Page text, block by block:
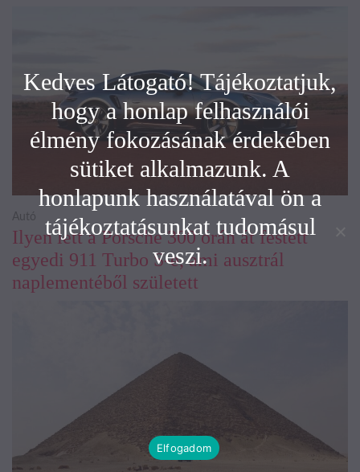
Ilyen lett a Porsche 300 órán át festett
egyedi 911 Turbo S-e, ami ausztrál
naplementéből született
Autó
Kedves Látogató! Tájékoztatjuk,
hogy a honlap felhasználói
élmény fokozásának érdekében
sütiket alkalmazunk. A
honlapunk használatával ön a
tájékoztatásunkat tudomásul
veszi.
Elfogadom